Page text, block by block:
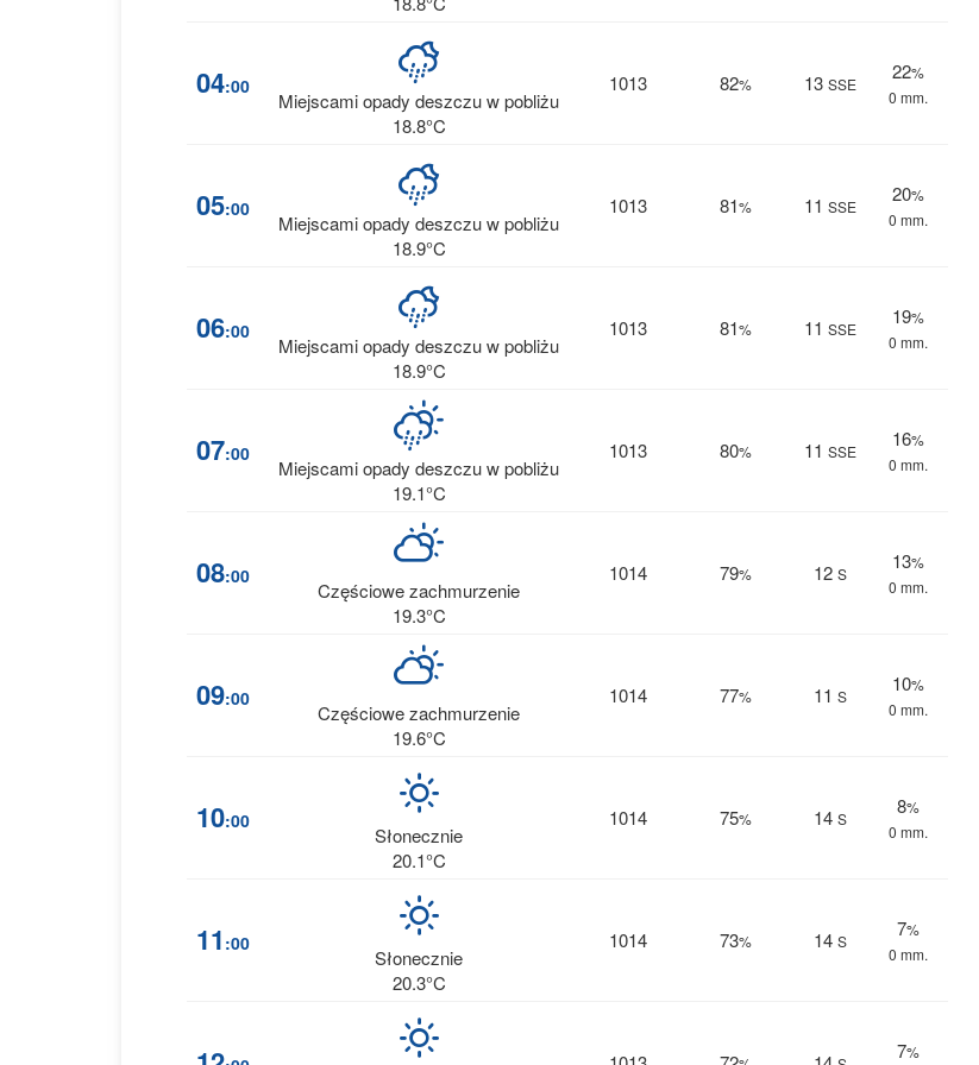
04:00
Miejscami opady deszczu w pobliżu
18.8°C
1013 82% 13 SSE
22%
0 mm.
05:00
Miejscami opady deszczu w pobliżu
18.9°C
1013 81% 11 SSE
20%
0 mm.
06:00
Miejscami opady deszczu w pobliżu
18.9°C
1013 81% 11 SSE
19%
0 mm.
07:00
Miejscami opady deszczu w pobliżu
19.1°C
1013 80% 11 SSE
16%
0 mm.
08:00
Częściowe zachmurzenie
19.3°C
1014 79% 12 S
13%
0 mm.
09:00
Częściowe zachmurzenie
19.6°C
1014 77% 11 S
10%
0 mm.
10:00
Słonecznie
20.1°C
1014 75% 14 S
8%
0 mm.
11 :00
Słonecznie
20.3°C
1014 73% 14 S
7%
0 mm.
7%